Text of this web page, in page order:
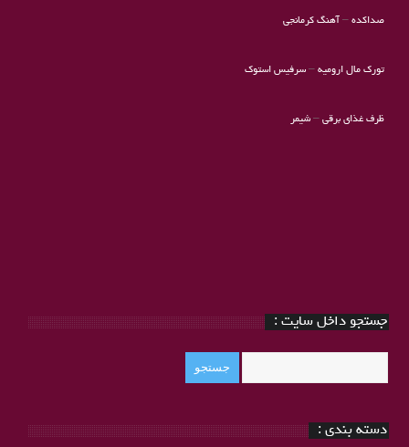
صداکده– آهنگ کرمانجی
تورک مال ارومیه–سرفیس استوک
ظرف غذای برقی– شیمر
جستجو داخل سایت :
دسته بندی :